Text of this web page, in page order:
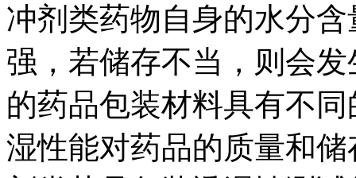
冲剂类药物自身的水分
强，若储存不当，则会
的药品包装材料具有不
湿性能对药品的质量和